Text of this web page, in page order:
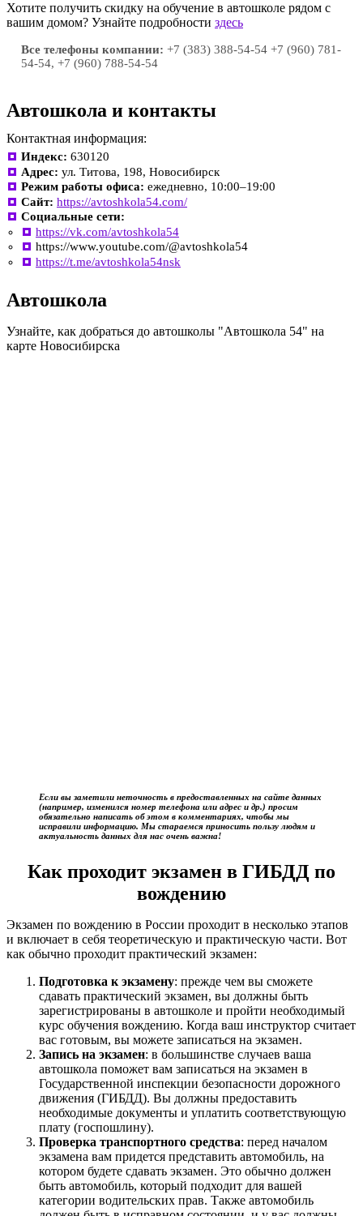
Хотите получить скидку на обучение в автошколе рядом с
вашим домом? Узнайте подробности здесь
Все телефоны компании: +7 (383) 388-54-54 +7 (960) 781-
54-54, +7 (960) 788-54-54
Автошкола и контакты
Контактная информация:
Индекс: 630120
Адрес: ул. Титова, 198, Новосибирск
Режим работы офиса: ежедневно, 10:00–19:00
Сайт: https://avtoshkola54.com/
Социальные сети:
https://vk.com/avtoshkola54
https://www.youtube.com/@avtoshkola54
https://t.me/avtoshkola54nsk
Автошкола
Узнайте, как добраться до автошколы "Автошкола 54" на
карте Новосибирска
Если вы заметили неточность в предоставленных на сайте данных
(например, изменился номер телефона или адрес и др.) просим
обязательно написать об этом в комментариях, чтобы мы
исправили информацию. Мы стараемся приносить пользу людям и
актуальность данных для нас очень важна!
Как проходит экзамен в ГИБДД по
вождению
Экзамен по вождению в России проходит в несколько этапов
и включает в себя теоретическую и практическую части. Вот
как обычно проходит практический экзамен:
Подготовка к экзамену: прежде чем вы сможете
сдавать практический экзамен, вы должны быть
зарегистрированы в автошколе и пройти необходимый
курс обучения вождению. Когда ваш инструктор считает
вас готовым, вы можете записаться на экзамен.
Запись на экзамен: в большинстве случаев ваша
автошкола поможет вам записаться на экзамен в
Государственной инспекции безопасности дорожного
движения (ГИБДД). Вы должны предоставить
необходимые документы и уплатить соответствующую
плату (госпошлину).
Проверка транспортного средства: перед началом
экзамена вам придется представить автомобиль, на
котором будете сдавать экзамен. Это обычно должен
быть автомобиль, который подходит для вашей
категории водительских прав. Также автомобиль